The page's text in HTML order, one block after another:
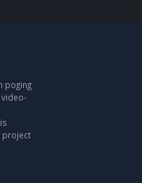
poging
video-
project